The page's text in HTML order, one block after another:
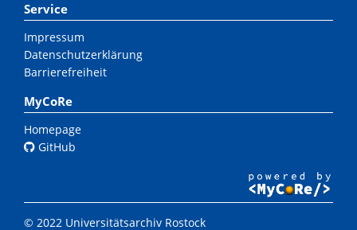
Service
Impressum
Datenschutzerklärung
Barrierefreiheit
MyCoRe
Homepage
GitHub
© 2022 Universitätsarchiv Rostock